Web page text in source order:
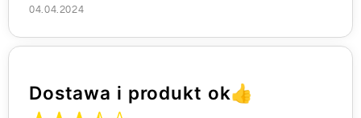
04.04.2024
Dostawa i produkt ok👍